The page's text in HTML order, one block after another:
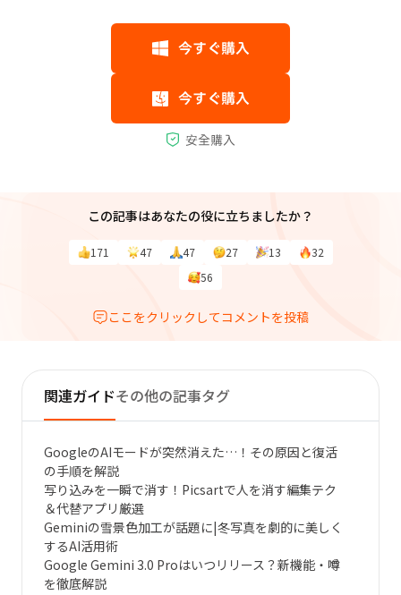
この記事はあなたの役に立ちましたか？
171 47 47 27 13
32
56
ここをクリックしてコメントを投稿
関連ガイドその他の記事タグ
GoogleのAIモードが突然消えた…！その原因と復活
の手順を解説
写り込みを一瞬で消す！Picsartで人を消す編集テク
＆代替アプリ厳選
Geminiの雪景色加工が話題に|冬写真を劇的に美しく
するAI活用術
Google Gemini 3.0 Proはいつリリース？新機能・噂
を徹底解説